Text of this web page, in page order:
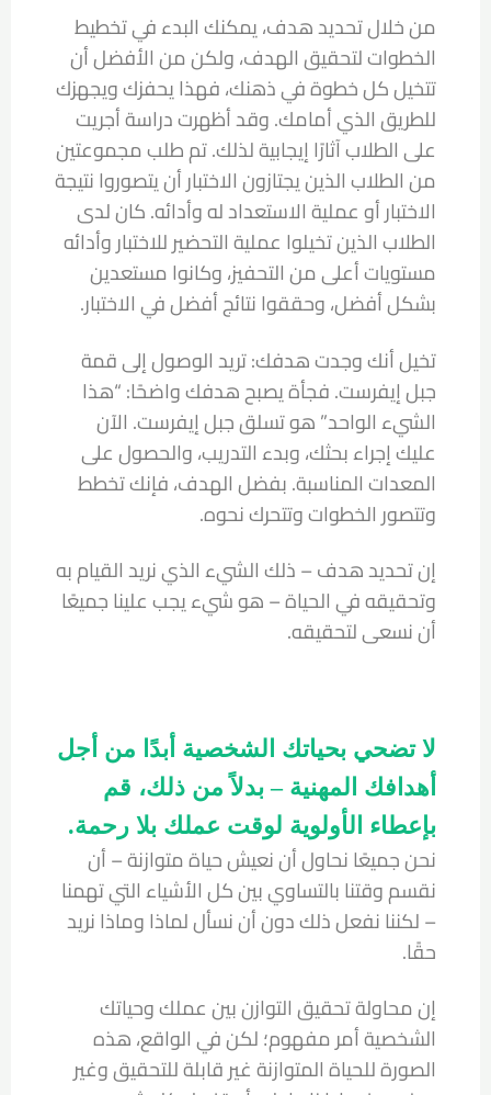
من خلال تحديد هدف، يمكنك البدء في تخطيط
الخطوات لتحقيق الهدف، ولكن من الأفضل أن
تتخيل كل خطوة في ذهنك، فهذا يحفزك ويجهزك
للطريق الذي أمامك. وقد أظهرت دراسة أجريت
على الطلاب آثارًا إيجابية لذلك. تم طلب مجموعتين
من الطلاب الذين يجتازون الاختبار أن يتصوروا نتيجة
الاختبار أو عملية الاستعداد له وأدائه. كان لدى
الطلاب الذين تخيلوا عملية التحضير للاختبار وأدائه
مستويات أعلى من التحفيز، وكانوا مستعدين
بشكل أفضل، وحققوا نتائج أفضل في الاختبار.
تخيل أنك وجدت هدفك: تريد الوصول إلى قمة
جبل إيفرست. فجأة يصبح هدفك واضحًا: “هذا
الشيء الواحد” هو تسلق جبل إيفرست. الآن
عليك إجراء بحثك، وبدء التدريب، والحصول على
المعدات المناسبة. بفضل الهدف، فإنك تخطط
وتتصور الخطوات وتتحرك نحوه.
إن تحديد هدف – ذلك الشيء الذي نريد القيام به
وتحقيقه في الحياة – هو شيء يجب علينا جميعًا
أن نسعى لتحقيقه.
لا تضحي بحياتك الشخصية أبدًا من أجل
أهدافك المهنية – بدلاً من ذلك، قم
بإعطاء الأولوية لوقت عملك بلا رحمة.
نحن جميعًا نحاول أن نعيش حياة متوازنة – أن
نقسم وقتنا بالتساوي بين كل الأشياء التي تهمنا
– لكننا نفعل ذلك دون أن نسأل لماذا وماذا نريد
حقًا.
إن محاولة تحقيق التوازن بين عملك وحياتك
الشخصية أمر مفهوم؛ لكن في الواقع، هذه
الصورة للحياة المتوازنة غير قابلة للتحقيق وغير